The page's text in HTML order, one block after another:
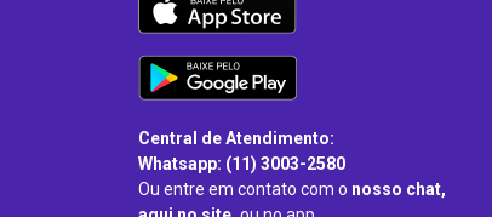
Central de Atendimento:
Whatsapp: (11) 3003-2580
Ou entre em contato com o nosso chat,